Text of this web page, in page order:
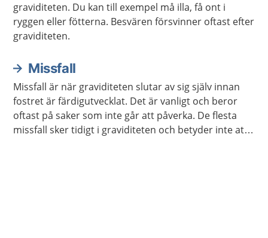
graviditeten. Du kan till exempel må illa, få ont i
ryggen eller fötterna. Besvären försvinner oftast efter
graviditeten.
Missfall
Missfall är när graviditeten slutar av sig själv innan
fostret är färdigutvecklat. Det är vanligt och beror
oftast på saker som inte går att påverka. De flesta
missfall sker tidigt i graviditeten och betyder inte att